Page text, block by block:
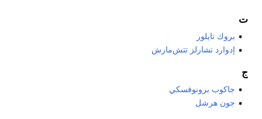
ت
بروك تايلور
إدوارد تشارلز تتش‌مارش
ج
جاكوب برونوفسكي
جون هرشل